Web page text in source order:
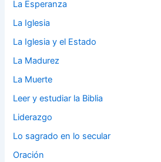
La Esperanza
La Iglesia
La Iglesia y el Estado
La Madurez
La Muerte
Leer y estudiar la Biblia
Liderazgo
Lo sagrado en lo secular
Oración